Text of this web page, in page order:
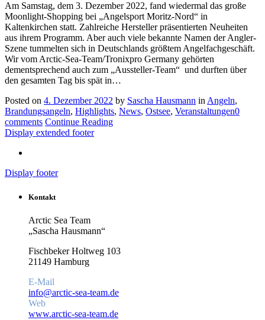
Am Samstag, dem 3. Dezember 2022, fand wiedermal das große
Moonlight-Shopping bei „Angelsport Moritz-Nord“ in
Kaltenkirchen statt. Zahlreiche Hersteller präsentierten Neuheiten
aus ihrem Programm. Aber auch viele bekannte Namen der Angler-
Szene tummelten sich in Deutschlands größtem Angelfachgeschäft.
Wir vom Arctic-Sea-Team/Tronixpro Germany gehörten
dementsprechend auch zum „Aussteller-Team“ und durften über
den gesamten Tag bis spät in…
Posted on 4. Dezember 2022 by Sascha Hausmann in Angeln,
Brandungsangeln, Highlights, News, Ostsee, Veranstaltungen0
comments Continue Reading
Display extended footer
Display footer
Kontakt
Arctic Sea Team
„Sascha Hausmann“
Fischbeker Holtweg 103
21149 Hamburg
E-Mail
info@arctic-sea-team.de
Web
www.arctic-sea-team.de